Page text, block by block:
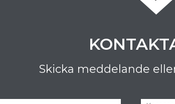
Skicka meddelande